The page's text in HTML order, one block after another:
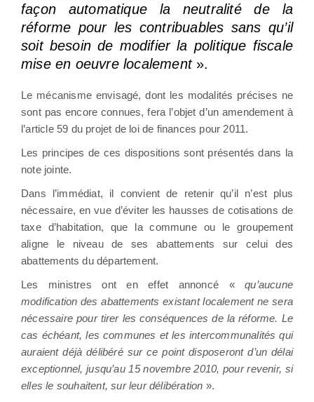
façon automatique la neutralité de la
réforme pour les contribuables sans qu’il
soit besoin de modifier la politique fiscale
mise en oeuvre localement ».
Le mécanisme envisagé, dont les modalités précises ne
sont pas encore connues, fera l’objet d’un amendement à
l’article 59 du projet de loi de finances pour 2011.
Les principes de ces dispositions sont présentés dans la
note jointe.
Dans l’immédiat, il convient de retenir qu’il n’est plus
nécessaire, en vue d’éviter les hausses de cotisations de
taxe d’habitation, que la commune ou le groupement
aligne le niveau de ses abattements sur celui des
abattements du département.
Les ministres ont en effet annoncé «qu’aucune
modification des abattements existant localement ne sera
nécessaire pour tirer les conséquences de la réforme. Le
cas échéant, les communes et les intercommunalités qui
auraient déjà délibéré sur ce point disposeront d’un délai
exceptionnel, jusqu’au 15 novembre 2010, pour revenir, si
elles le souhaitent, sur leur délibération ».